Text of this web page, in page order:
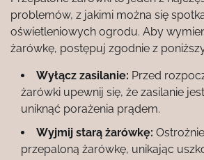
problemów, z jakimi można się
oświetleniowych ogrodu. Aby
żarówkę, postępuj zgodnie z
Wyłącz zasilanie: Przed
żarówki upewnij się, że zasilanie
uniknąć porażenia prądem.
Wyjmij starą żarówkę:
przepaloną żarówkę, unikając